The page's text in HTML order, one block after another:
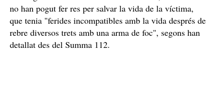
no han pogut fer res per salvar la vida de la víctima,
que tenia "ferides incompatibles amb la vida després de
rebre diversos trets amb una arma de foc", segons han
detallat des del Summa 112.